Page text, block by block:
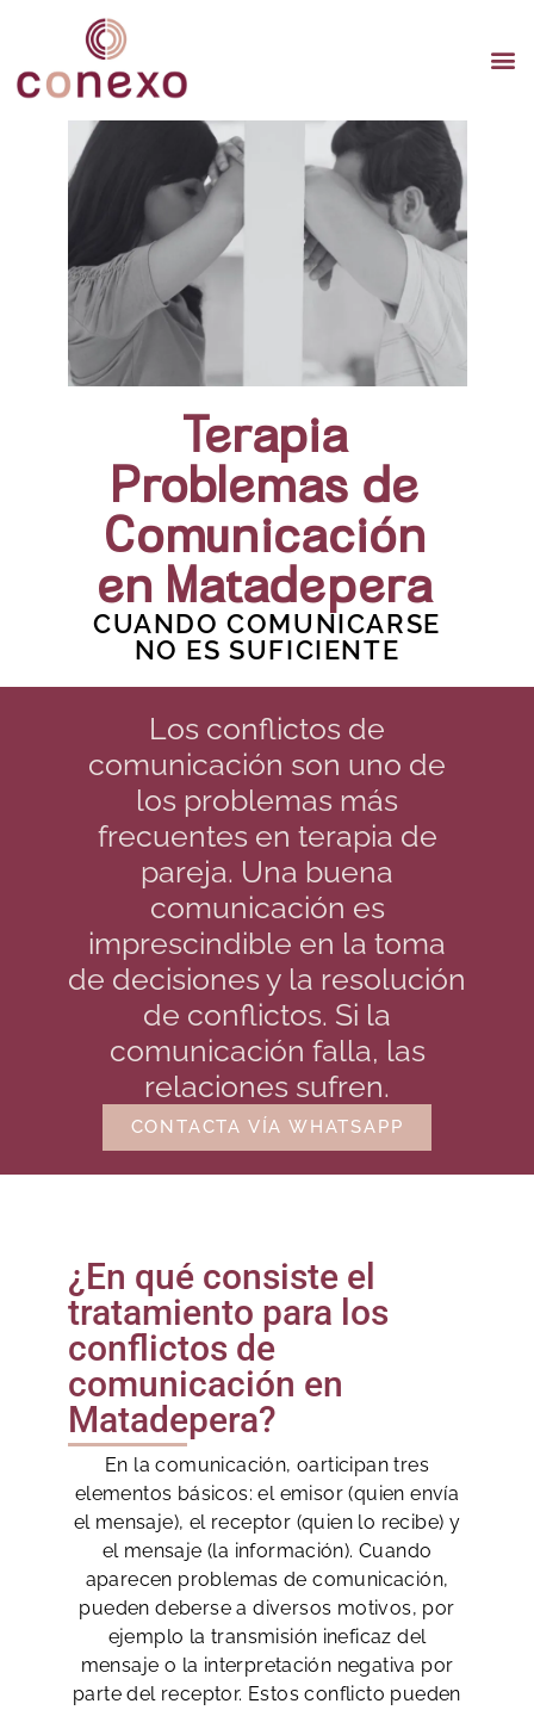
Terapia
Problemas de
Comunicación
en Matadepera
CUANDO COMUNICARSE
NO ES SUFICIENTE
Los conflictos de
comunicación son uno de
los problemas más
frecuentes en terapia de
pareja. Una buena
comunicación es
imprescindible en la toma
de decisiones y la resolución
de conflictos. Si la
comunicación falla, las
relaciones sufren.
CONTACTA VÍA WHATSAPP
¿En qué consiste el
tratamiento para los
conflictos de
comunicación en
Matadepera?
En la comunicación, oarticipan tres
elementos básicos: el emisor (quien envía
el mensaje), el receptor (quien lo recibe) y
el mensaje (la información). Cuando
aparecen problemas de comunicación,
pueden deberse a diversos motivos, por
ejemplo la transmisión ineficaz del
mensaje o la interpretación negativa por
parte del receptor. Estos conflicto pueden